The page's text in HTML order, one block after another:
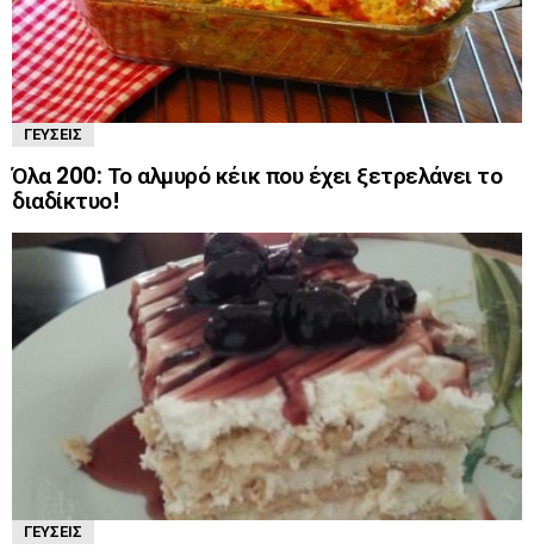
ΓΕΎΣΕΙΣ
Όλα 200: Το αλμυρό κέικ που έχει ξετρελάνει το
διαδίκτυο!
ΓΕΎΣΕΙΣ